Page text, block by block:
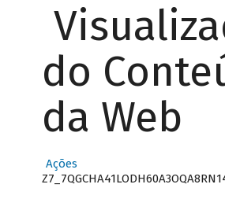
do
da Web
Ações